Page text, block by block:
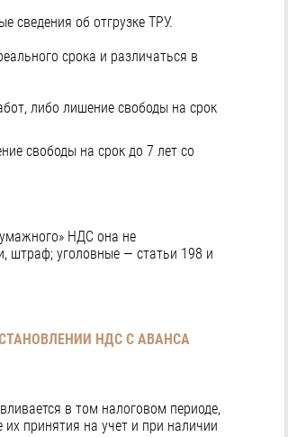
сведения об отгрузке ТРУ.
срока и различаться в
либо лишение свободы на срок
свободы на срок до 7 лет со
НДС она не
штраф; уголовные — статьи 198 и
НДС С АВАНСА
в том налоговом периоде,
принятия на учет и при наличии